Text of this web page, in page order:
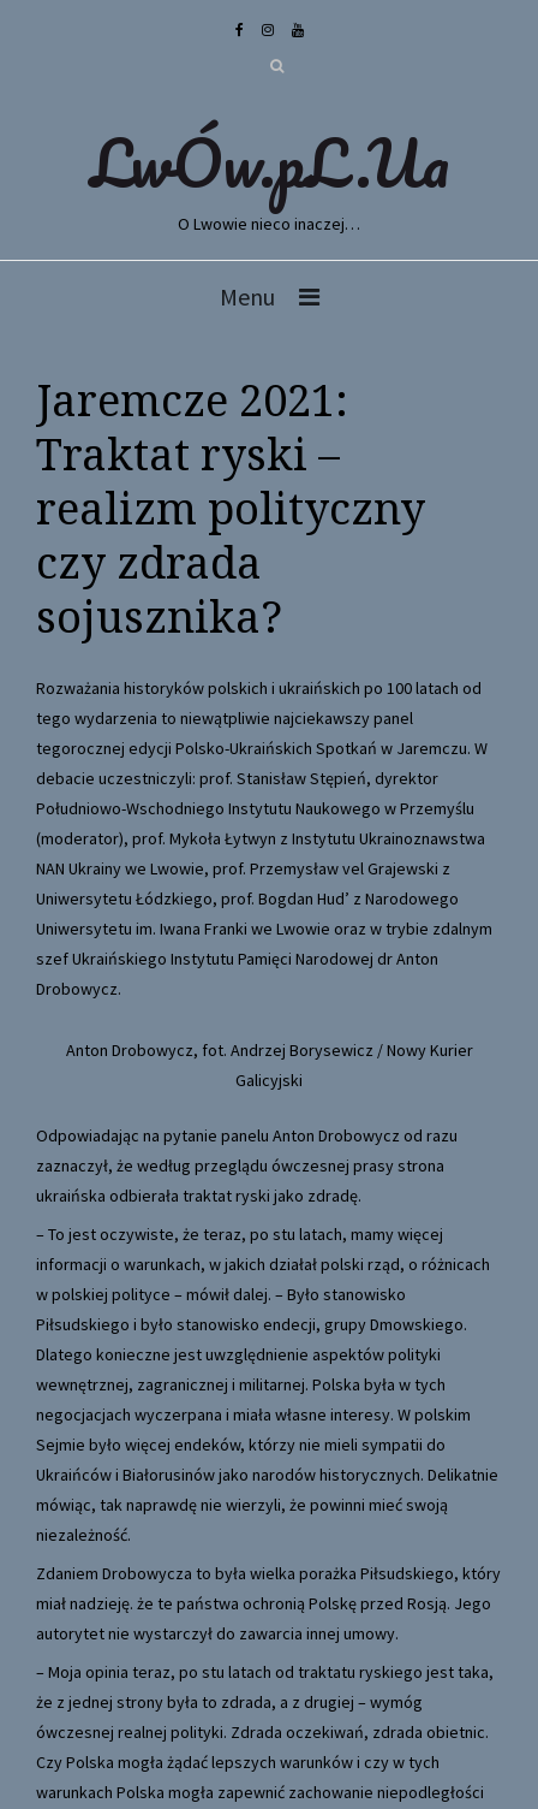
LwÓw.pL.Ua
O Lwowie nieco inaczej…
Menu
Jaremcze 2021:
Traktat ryski –
realizm polityczny
czy zdrada
sojusznika?
Rozważania historyków polskich i ukraińskich po 100 latach od
tego wydarzenia to niewątpliwie najciekawszy panel
tegorocznej edycji Polsko-Ukraińskich Spotkań w Jaremczu. W
debacie uczestniczyli: prof. Stanisław Stępień, dyrektor
Południowo-Wschodniego Instytutu Naukowego w Przemyślu
(moderator), prof. Mykoła Łytwyn z Instytutu Ukrainoznawstwa
NAN Ukrainy we Lwowie, prof. Przemysław vel Grajewski z
Uniwersytetu Łódzkiego, prof. Bogdan Hud’ z Narodowego
Uniwersytetu im. Iwana Franki we Lwowie oraz w trybie zdalnym
szef Ukraińskiego Instytutu Pamięci Narodowej dr Anton
Drobowycz.
Anton Drobowycz, fot. Andrzej Borysewicz / Nowy Kurier
Galicyjski
Odpowiadając na pytanie panelu Anton Drobowycz od razu
zaznaczył, że według przeglądu ówczesnej prasy strona
ukraińska odbierała traktat ryski jako zdradę.
– To jest oczywiste, że teraz, po stu latach, mamy więcej
informacji o warunkach, w jakich działał polski rząd, o różnicach
w polskiej polityce – mówił dalej. – Było stanowisko
Piłsudskiego i było stanowisko endecji, grupy Dmowskiego.
Dlatego konieczne jest uwzględnienie aspektów polityki
wewnętrznej, zagranicznej i militarnej. Polska była w tych
negocjacjach wyczerpana i miała własne interesy. W polskim
Sejmie było więcej endeków, którzy nie mieli sympatii do
Ukraińców i Białorusinów jako narodów historycznych. Delikatnie
mówiąc, tak naprawdę nie wierzyli, że powinni mieć swoją
niezależność.
Zdaniem Drobowycza to była wielka porażka Piłsudskiego, który
miał nadzieję. że te państwa ochronią Polskę przed Rosją. Jego
autorytet nie wystarczył do zawarcia innej umowy.
– Moja opinia teraz, po stu latach od traktatu ryskiego jest taka,
że z jednej strony była to zdrada, a z drugiej – wymóg
ówczesnej realnej polityki. Zdrada oczekiwań, zdrada obietnic.
Czy Polska mogła żądać lepszych warunków i czy w tych
warunkach Polska mogła zapewnić zachowanie niepodległości